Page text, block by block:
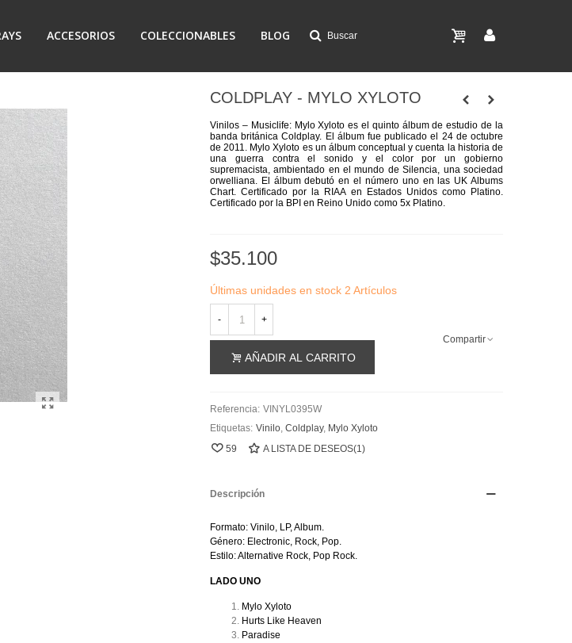
ACCESORIOS COLECCIONABLES BLOG Buscar
COLDPLAY - MYLO XYLOTO
Vinilos – Musiclife: Mylo Xyloto es el quinto álbum de estudio de la
banda británica Coldplay. El álbum fue publicado el 24 de octubre
de 2011. Mylo Xyloto es un álbum conceptual y cuenta la historia de
una guerra contra el sonido y el color por un gobierno
supremacista, ambientado en el mundo de Silencia, una sociedad
orwelliana. El álbum debutó en el número uno en las UK Albums
Chart. Certificado por la RIAA en Estados Unidos como Platino.
Certificado por la BPI en Reino Unido como 5x Platino.
$35.100
Últimas unidades en stock 2 Artículos
- +
AÑADIR AL CARRITO
Compartir
Referencia: VINYL0395W
Etiquetas: Vinilo, Coldplay, Mylo Xyloto
59
A LISTA DE DESEOS(1)
Descripción
Formato: Vinilo, LP, Album.
Género: Electronic, Rock, Pop.
Estilo: Alternative Rock, Pop Rock.
LADO UNO
Mylo Xyloto
Hurts Like Heaven
Paradise